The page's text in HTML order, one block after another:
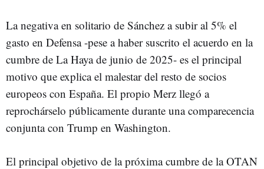
La negativa en solitario de Sánchez a subir al 5% el
gasto en Defensa -pese a haber suscrito el acuerdo en la
cumbre de La Haya de junio de 2025- es el principal
motivo que explica el malestar del resto de socios
europeos con España. El propio Merz llegó a
reprochárselo públicamente durante una comparecencia
conjunta con Trump en Washington.
El principal objetivo de la próxima cumbre de la OTAN